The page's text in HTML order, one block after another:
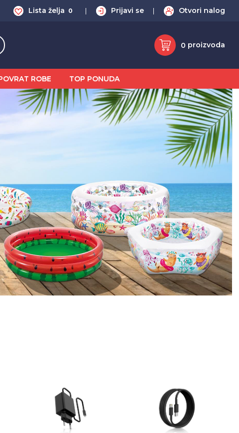
Lista želja 0 Prijavi se Otvori nalog
0 proizvoda
ROBE TOP PONUDA